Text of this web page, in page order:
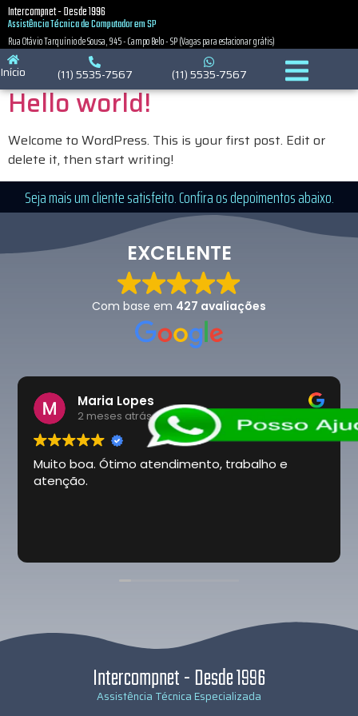
Intercompnet - Desde 1996
Assistência Técnica de Computador em SP
Rua Otávio Tarquínio de Sousa, 945 - Campo Belo - SP (Vagas para estacionar grátis)
Início (11) 5535-7567 (11) 5535-7567
Categoria:Blog
Your blog category
Hello world!
Welcome to WordPress. This is your first post. Edit or
delete it, then start writing!
Seja mais um cliente satisfeito. Confira os depoimentos abaixo.
EXCELENTE
Com base em 427 avaliações
Maria Lopes
2 meses atrás
Muito boa. Ótimo atendimento, trabalho e
atenção.
Intercompnet - Desde 1996
Assistência Técnica Especializada